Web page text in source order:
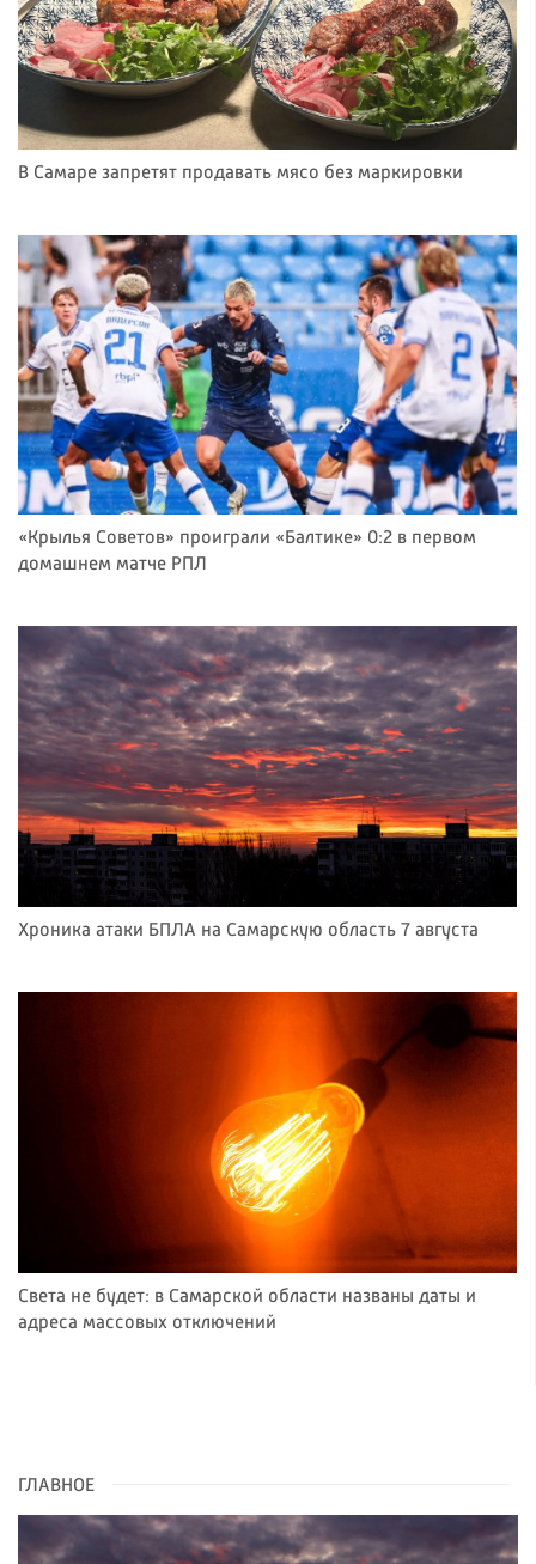
В Самаре запретят продавать мясо без маркировки
«Крылья Советов» проиграли «Балтике» 0:2 в первом
домашнем матче РПЛ
Хроника атаки БПЛА на Самарскую область 7 августа
Света не будет: в Самарской области названы даты и
адреса массовых отключений
ГЛАВНОЕ